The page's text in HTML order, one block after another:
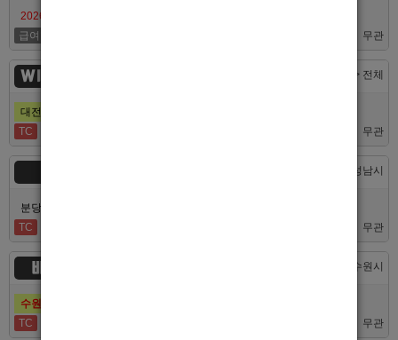
2026/7/10일 가성비 부산 호스트빠 루나에서 식구 구합니다
급여협의
무관
WINNER 대전 > 전체
대전호빠 제일 오래된 박스에서 남보도, 호빠알바를 모집합니다
TC
무관
경기 > 성남시
분당호빠 숨에서 가족처럼 함께일할 알바 분들을 모십니다.
TC
무관
비스트 경기 > 수원시
수원호빠 비스트 인증업소에서 알바 선수 구인합니다
TC
무관